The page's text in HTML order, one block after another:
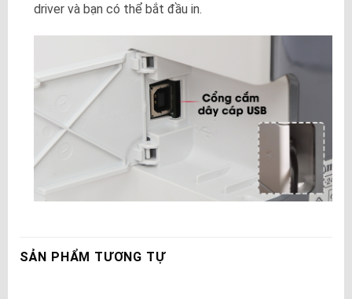
driver và bạn có thể bắt đầu in.
SẢN PHẨM TƯƠNG TỰ